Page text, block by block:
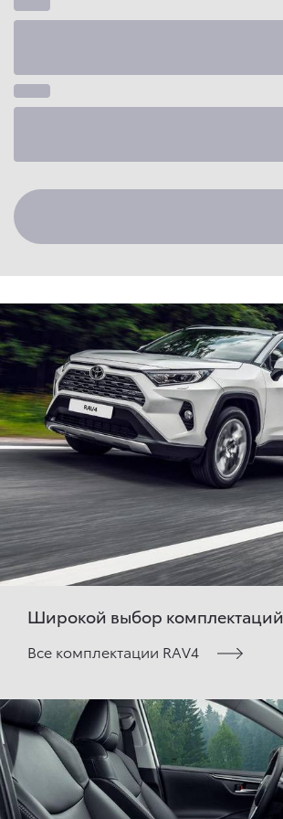
Широкой выбор комплектаций
Все комплектации RAV4